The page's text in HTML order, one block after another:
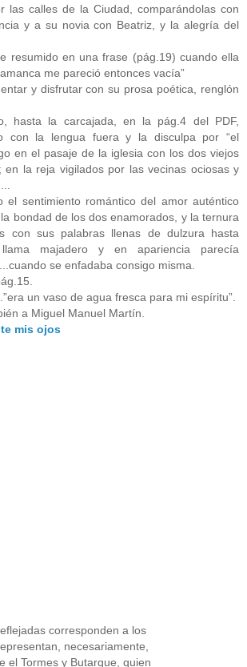
las calles de la Ciudad, comparándolas con
y a su novia con Beatriz, y la alegría del
resumido en una frase (pág.19) cuando ella
me pareció entonces vacía”
y disfrutar con su prosa poética, renglón
hasta la carcajada, en la pág.4 del PDF,
con la lengua fuera y la disculpa por “el
en el pasaje de la iglesia con los dos viejos
en la reja vigilados por las vecinas ociosas y
el sentimiento romántico del amor auténtico
bondad de los dos enamorados, y la ternura
con sus palabras llenas de dulzura hasta
majadero y en apariencia parecía
se enfadaba consigo misma.
un vaso de agua fresca para mi espíritu”.
a Miguel Manuel Martín.
mis ojos
corresponden a los
necesariamente,
el Tormes y Butarque, quien